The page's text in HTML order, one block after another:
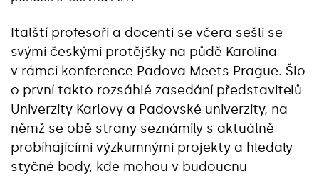
Italští profesoři a docenti se včera sešli se
svými českými protějšky na půdě Karolina
v rámci konference Padova Meets Prague. Šlo
o první takto rozsáhlé zasedání představitelů
Univerzity Karlovy a Padovské univerzity, na
němž se obě strany seznámily s aktuálně
probíhajícími výzkumnými projekty a hledaly
styčné body, kde mohou v budoucnu